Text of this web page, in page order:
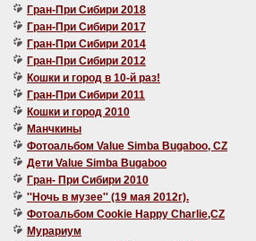
Гран-При Сибири 2018
Гран-При Сибири 2017
Гран-При Сибири 2014
Гран-При Сибири 2012
Кошки и город в 10-й раз!
Гран-При Сибири 2011
Кошки и город 2010
Манчкины
Фотоальбом Value Simba Bugaboo, CZ
Дети Value Simba Bugaboo
Гран- При Сибири 2010
''Ночь в музее'' (19 мая 2012г).
Фотоальбом Cookie Happy Charlie,CZ
Мурариум